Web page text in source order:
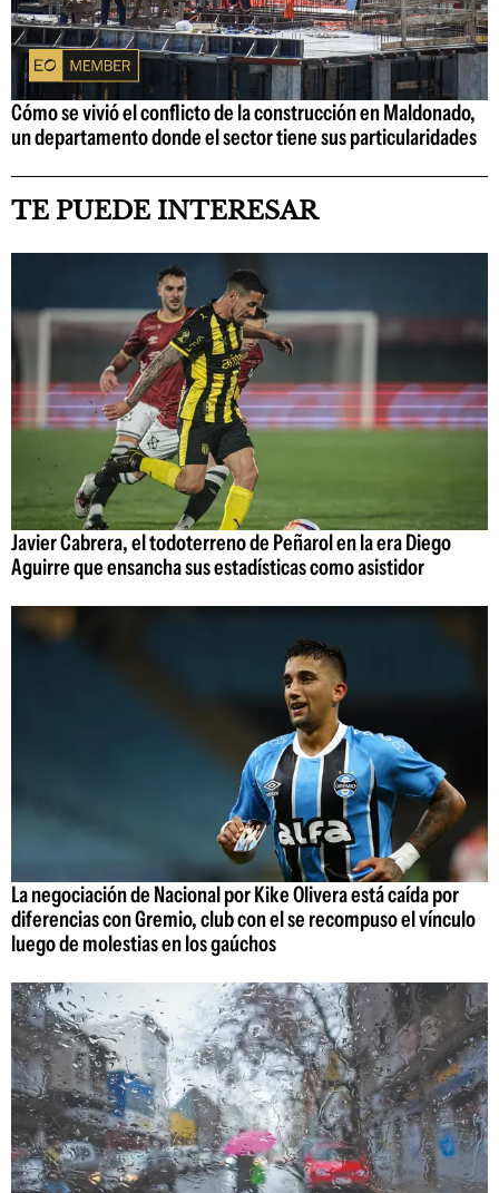
Cómo se vivió el conflicto de la construcción en Maldonado,
un departamento donde el sector tiene sus particularidades
TE PUEDE INTERESAR
Javier Cabrera, el todoterreno de Peñarol en la era Diego
Aguirre que ensancha sus estadísticas como asistidor
La negociación de Nacional por Kike Olivera está caída por
diferencias con Gremio, club con el se recompuso el vínculo
luego de molestias en los gaúchos